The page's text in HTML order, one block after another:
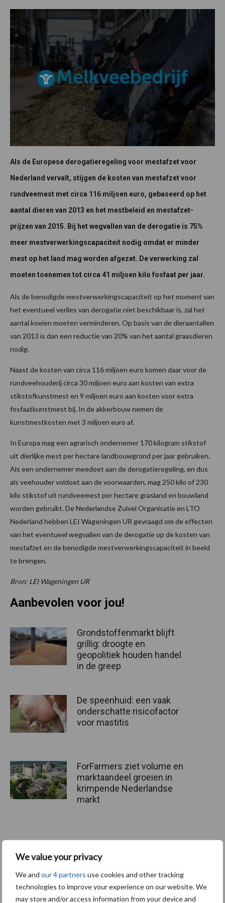
We value your privacy
We and our 4 partners use cookies and other tracking
technologies to improve your experience on our website. We
may store and/or access information from your device and
Als de Europese derogatieregeling voor mestafzet voor
Nederland vervalt, stijgen de kosten van mestafzet voor
rundveemest met circa 116 miljoen euro, gebaseerd op het
aantal dieren van 2013 en het mestbeleid en mestafzet-
prijzen van 2015. Bij het wegvallen van de derogatie is 75%
meer mestverwerkingscapaciteit nodig omdat er minder
mest op het land mag worden afgezet. De verwerking zal
moeten toenemen tot circa 41 miljoen kilo fosfaat per jaar.
Als de benodigde mestverwerkingscapaciteit op het moment van
het eventueel verlies van derogatie niet beschikbaar is, zal het
aantal koeien moeten verminderen. Op basis van de dieraantallen
van 2013 is dan een reductie van 20% van het aantal graasdieren
nodig.
Naast de kosten van circa 116 miljoen euro komen daar voor de
rundveehouderij circa 30 miljoen euro aan kosten van extra
stikstofkunstmest en 9 miljoen euro aan kosten voor extra
fosfaatkunstmest bij. In de akkerbouw nemen de
kunstmestkosten met 3 miljoen euro af.
In Europa mag een agrarisch ondernemer 170 kilogram stikstof
uit dierlijke mest per hectare landbouwgrond per jaar gebruiken.
Als een ondernemer meedoet aan de derogatieregeling, en dus
als veehouder voldoet aan de voorwaarden, mag 250 kilo of 230
kilo stikstof uit rundveemest per hectare grasland en bouwland
worden gebruikt. De Nederlandse Zuivel Organisatie en LTO
Nederland hebben LEI Wageningen UR gevraagd om de effecten
van het eventueel wegvallen van de derogatie op de kosten van
mestafzet en de benodigde mestverwerkingscapaciteit in beeld
te brengen.
Bron: LEI Wageningen UR
Aanbevolen voor jou!
Grondstoffenmarkt blijft
grillig: droogte en
geopolitiek houden handel
in de greep
De speenhuid: een vaak
onderschatte risicofactor
voor mastitis
ForFarmers ziet volume en
marktaandeel groeien in
krimpende Nederlandse
markt